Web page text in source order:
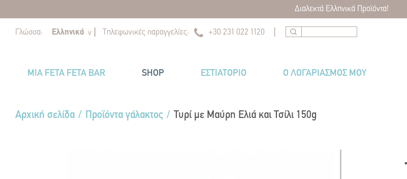
Διαλεκτά Ελληνικά Προϊόντα!
Γλώσσα: Ελληνικά v || Τηλεφωνικές παραγγελίες: +30 231 022 1120 |
MIA FETA FETA BAR SHOP ΕΣΤΙΑΤΌΡΙΟ Ο ΛΟΓΑΡΙΑΣΜΟΣ ΜΟΥ
Αρχική σελίδα / Προϊόντα γάλακτος / Τυρί με Μαύρη Ελιά και Τσίλι 150g